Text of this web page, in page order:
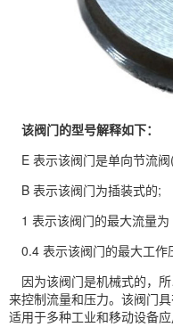
该阀门的型号解释如下：
E 表示该阀门是单向节流
B 表示该阀门为插装式的;
1 表示该阀门的最大流量
0.4 表示该阀门的最大工作
因为该阀门是机械式的，
来控制流量和压力。该阀门
适用于多种工业和移动设备应